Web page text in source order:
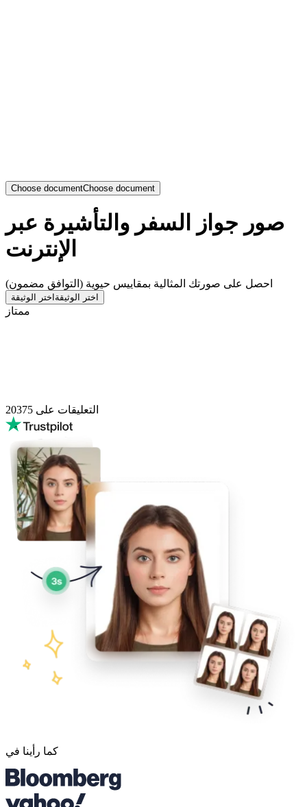
Choose documentChoose document
صور جواز السفر والتأشيرة عبر
الإنترنت
احصل على صورتك المثالية بمقاييس حيوية (التوافق مضمون)
اختر الوثيقة اختر الوثيقة
ممتاز
20375 التعليقات على
كما رأينا في